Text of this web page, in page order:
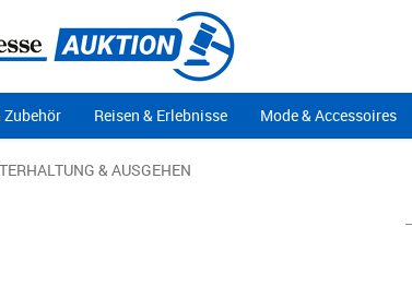
Zubehör Reisen & Erlebnisse Mode & Accessoires
& AUSGEHEN